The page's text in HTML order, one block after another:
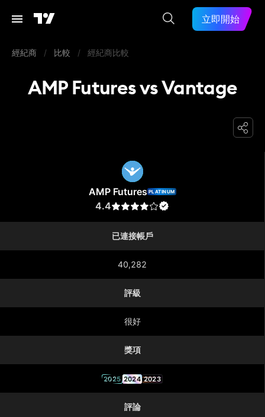
立即開始
經紀商 / 比較 / 經紀商比較
AMP Futures vs Vantage
AMP Futures PLATINUM
4.4
已連接帳戶
40,282
評級
很好
獎項
2025 2024 2023
評論